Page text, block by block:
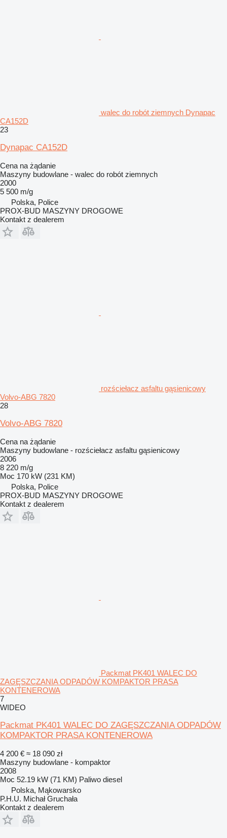
walec do robót ziemnych Dynapac
CA152D
23
Dynapac CA152D
Cena na żądanie
Maszyny budowlane - walec do robót ziemnych
2000
5 500 m/g
Polska, Police
PROX-BUD MASZYNY DROGOWE
Kontakt z dealerem
rozściełacz asfaltu gąsienicowy
Volvo-ABG 7820
28
Volvo-ABG 7820
Cena na żądanie
Maszyny budowlane - rozściełacz asfaltu gąsienicowy
2006
8 220 m/g
Moc 170 kW (231 KM)
Polska, Police
PROX-BUD MASZYNY DROGOWE
Kontakt z dealerem
Packmat PK401 WALEC DO
ZAGĘSZCZANIA ODPADÓW KOMPAKTOR PRASA
KONTENEROWA
7
WIDEO
Packmat PK401 WALEC DO ZAGĘSZCZANIA ODPADÓW
KOMPAKTOR PRASA KONTENEROWA
4 200 € ≈ 18 090 zł
Maszyny budowlane - kompaktor
2008
Moc 52.19 kW (71 KM) Paliwo diesel
Polska, Mąkowarsko
P.H.U. Michał Gruchała
Kontakt z dealerem